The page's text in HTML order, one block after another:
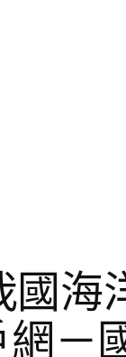
國海
－